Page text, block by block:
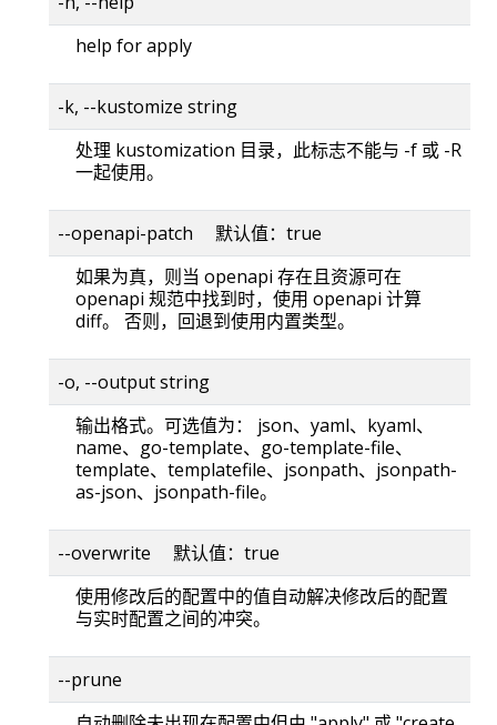
help for apply
-k, --kustomize string
处理 kustomization 目录，此标志不能与 -f 或 -R
一起使用。
--openapi-patch 默认值：true
如果为真，则当 openapi 存在且资源可在
openapi 规范中找到时，使用 openapi 计算
diff。 否则，回退到使用内置类型。
-o, --output string
输出格式。可选值为： json、yaml、kyaml、
name、go-template、go-template-file、
template、templatefile、jsonpath、jsonpath-
as-json、jsonpath-file。
--overwrite 默认值：true
使用修改后的配置中的值自动解决修改后的配置
与实时配置之间的冲突。
--prune